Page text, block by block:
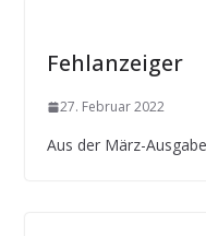
Fehlanzeiger
27. Februar 2022
Aus der März-Ausgabe